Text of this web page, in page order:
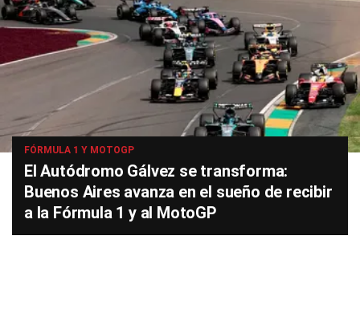
FÓRMULA 1 Y MOTOGP
El Autódromo Gálvez se transforma:
Buenos Aires avanza en el sueño de recibir
a la Fórmula 1 y al MotoGP